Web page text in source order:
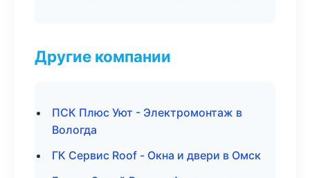
Другие компании
ПСК Плюс Уют - Электромонтаж в
Вологда
ГК Сервис Roof - Окна и двери в Омск